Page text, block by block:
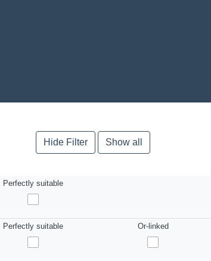
Hide Filter Show all
Perfectly suitable
Perfectly suitable Or-linked